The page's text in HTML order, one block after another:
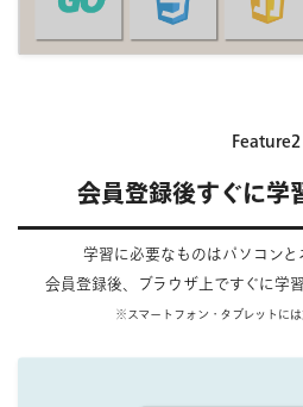
Feature2
会員登録後すぐに学
学習に必要なものはパソコンと
会員登録後、ブラウザ上ですぐに学
※スマートフォン・タブレットには